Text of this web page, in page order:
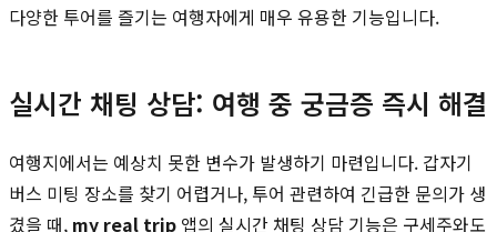
다양한 투어를 즐기는 여행자에게 매우 유용한 기능입니다.
실시간 채팅 상담: 여행 중 궁금증 즉시 해결
여행지에서는 예상치 못한 변수가 발생하기 마련입니다. 갑자기
버스 미팅 장소를 찾기 어렵거나, 투어 관련하여 긴급한 문의가 생
겼을 때, my real trip 앱의 실시간 채팅 상담 기능은 구세주와도